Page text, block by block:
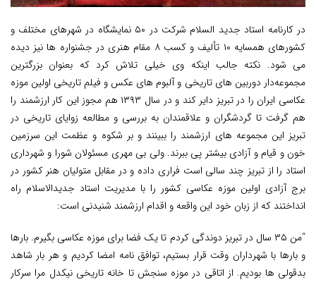
در کارنامه استاد جدید السلام شرکت در ۵۰ نمایشگاه در شهرهای مختلف و
کشورهای همسایه ۱۰ تألیف و کسب ۸ مقام هنری در جشنواره ها نیز دیده
می شود. نکته جالب اینکه وی خیلی تلاش کرد که بعنوان بزرگترین
مجموعه‌دار دوربین های تاریخی و آلبوم های عکس و فیلم تاریخی اولین موزه
عکاسی ایران را در تبریز دایر کند و در سال ۱۳۹۳ هم مجوز این کار ارزشمند را
هم گرفت تا گردشگران و علاقمندان به بررسی و مطالعه زوایای تاریخی در
تبریز این مجموعه های ارزشمند را ببینند و بر شکوه و عظمت این سرزمین
خون و قیام و آزادی بیشتر پی ببرند. ولی بی مهری مسئولان شورا و شهرداری
استاد را از تبریز چند سالی است فراری داده و در مقابل متولیان هنر کشور در
برج آزادی اولین موزه عکاسی کشور را با مدیریت استاد جدیدالاسلام راه
انداختند که از زبان خود این واقعه و اقدام ارزشمند شنیدنی است:
“من ۳۵ سال در تبریز دوندگی کردم تا یک فضا برای موزه عکاسی بگیرم. بارها
و بارها با شهرداران وقت قرار بستیم، توافق نامه امضا کردیم و هر بار شاهد
بدقولی ها بودیم. از اتاقی در موزه سنجش تا خانه تاریخی نیکدل مرا سرکار